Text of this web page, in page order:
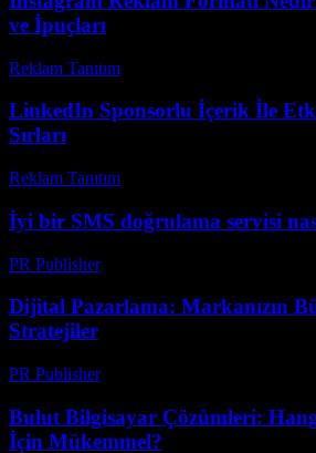
ve İpuçları
Reklam Tanıtım
LinkedIn Sponsorlu İçerik İle
Sırları
Reklam Tanıtım
İyi bir SMS doğrulama servisi
PR Publisher-
Dijital Pazarlama: Markanızın
Stratejiler
PR Publisher-
Bulut Bilgisayar Çözümleri:
İçin Mükemmel?